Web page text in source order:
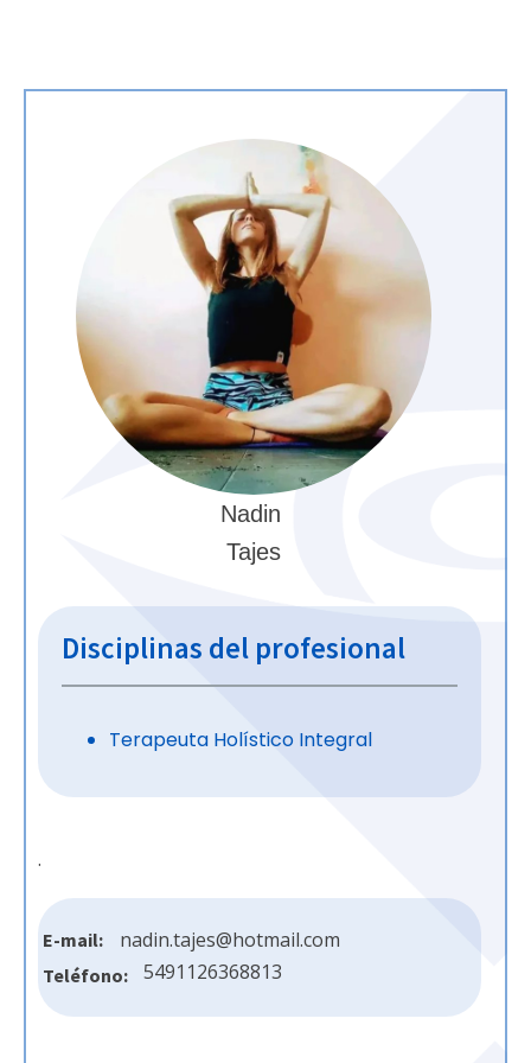
Nadin
Tajes
Disciplinas del profesional
Terapeuta Holístico Integral
.
E-mail: nadin.tajes@hotmail.com
Teléfono: 5491126368813